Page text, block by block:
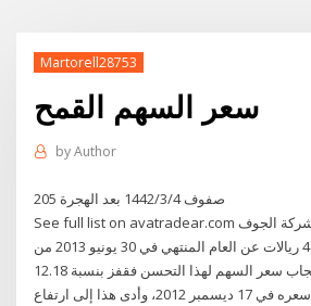
Martorell28753
سعر السهم القمح
byAuthor
205 صفوف 4‏‏/3‏‏/1442 بعد الهجرة
See full list on avatradear.com زاد صافي ربحية سهم شركة الجوف
للتنمية الزراعية إلى 4.23 ريالات عن العام المنتهي في 30 يونيو 2013 من
4.07 عام 2012، واستجاب سعر السهم لهذا التحسن فقفز بنسبة 12.18
في المئة من 42.70 ريالا سعره في 17 ديسمبر 2012، وأدى هذا إلى ارتفاع